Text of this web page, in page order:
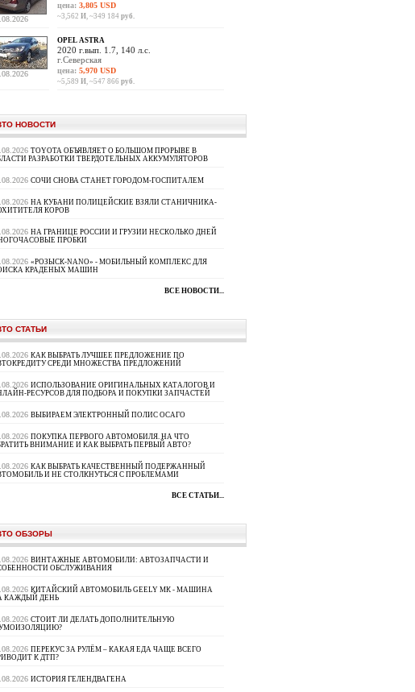
цена: 3,805 USD
~3,562 И, ~349 184 руб.
OPEL ASTRA
2020 г.вып. 1.7, 140 л.с.
г.Северская
цена: 5,970 USD
~5,589 И, ~547 866 руб.
НОВОСТИ
TOYOTA ОБЪЯВЛЯЕТ О БОЛЬШОМ ПРОРЫВЕ В
РАЗРАБОТКИ ТВЕРДОТЕЛЬНЫХ АККУМУЛЯТОРОВ
СОЧИ СНОВА СТАНЕТ ГОРОДОМ-ГОСПИТАЛЕМ
НА КУБАНИ ПОЛИЦЕЙСКИЕ ВЗЯЛИ СТАНИЧНИКА-
КОРОВ
НА ГРАНИЦЕ РОССИИ И ГРУЗИИ НЕСКОЛЬКО ДНЕЙ
ПРОБКИ
«РОЗЫСК-NANO» - МОБИЛЬНЫЙ КОМПЛЕКС ДЛЯ
КРАДЕНЫХ МАШИН
ВСЕ НОВОСТИ...
СТАТЬИ
КАК ВЫБРАТЬ ЛУЧШЕЕ ПРЕДЛОЖЕНИЕ ПО
СРЕДИ МНОЖЕСТВА ПРЕДЛОЖЕНИЙ
ИСПОЛЬЗОВАНИЕ ОРИГИНАЛЬНЫХ КАТАЛОГОВ И
РЕСУРСОВ ДЛЯ ПОДБОРА И ПОКУПКИ ЗАПЧАСТЕЙ
ВЫБИРАЕМ ЭЛЕКТРОННЫЙ ПОЛИС ОСАГО
ПОКУПКА ПЕРВОГО АВТОМОБИЛЯ. НА ЧТО
ВНИМАНИЕ И КАК ВЫБРАТЬ ПЕРВЫЙ АВТО?
КАК ВЫБРАТЬ КАЧЕСТВЕННЫЙ ПОДЕРЖАННЫЙ
И НЕ СТОЛКНУТЬСЯ С ПРОБЛЕМАМИ
ВСЕ СТАТЬИ...
ОБЗОРЫ
ВИНТАЖНЫЕ АВТОМОБИЛИ: АВТОЗАПЧАСТИ И
ОБСЛУЖИВАНИЯ
КИТАЙСКИЙ АВТОМОБИЛЬ GEELY МК - МАШИНА
КАЖДЫЙ ДЕНЬ
СТОИТ ЛИ ДЕЛАТЬ ДОПОЛНИТЕЛЬНУЮ
ПЕРЕКУС ЗА РУЛЁМ – КАКАЯ ЕДА ЧАЩЕ ВСЕГО
К ДТП?
ИСТОРИЯ ГЕЛЕНДВАГЕНА